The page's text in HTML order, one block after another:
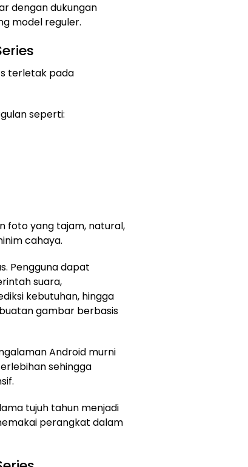
dengan dukungan
model reguler.
terletak pada
seperti:
foto yang tajam, natural,
cahaya.
Pengguna dapat
suara,
kebutuhan, hingga
gambar berbasis
Android murni
sehingga
tujuh tahun menjadi
perangkat dalam